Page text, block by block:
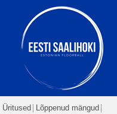
Üritused Lõppenud mängud
Seis
3 - 8
15:03 -värav
Altuhhov. Seis
15:36 - värav
Seis4 - 9